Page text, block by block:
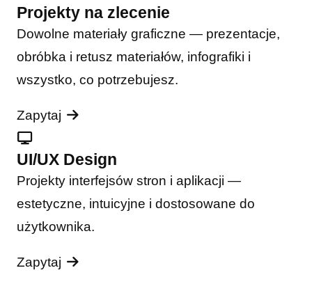
Projekty na zlecenie
Dowolne materiały graficzne — prezentacje,
obróbka i retusz materiałów, infografiki i
wszystko, co potrzebujesz.
Zapytaj
UI/UX Design
Projekty interfejsów stron i aplikacji —
estetyczne, intuicyjne i dostosowane do
użytkownika.
Zapytaj